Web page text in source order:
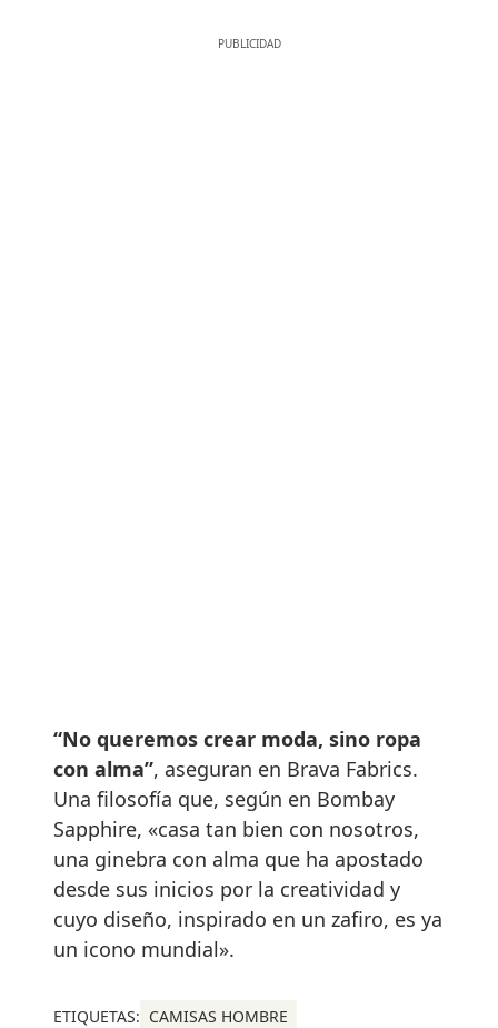
“No queremos crear moda, sino ropa
con alma”, aseguran en Brava Fabrics.
Una filosofía que, según en Bombay
Sapphire, «casa tan bien con nosotros,
una ginebra con alma que ha apostado
desde sus inicios por la creatividad y
cuyo diseño, inspirado en un zafiro, es ya
un icono mundial».
ETIQUETAS: CAMISAS HOMBRE